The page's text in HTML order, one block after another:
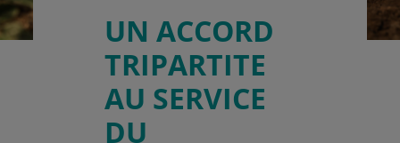
UN ACCORD
TRIPARTITE
AU SERVICE
DU